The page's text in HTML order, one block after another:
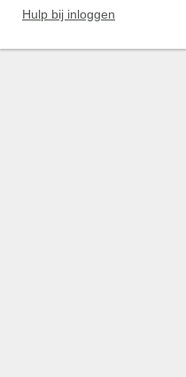
Hulp bij inloggen